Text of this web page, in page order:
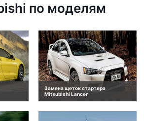
по моделям
Замена щеток стартера
Mitsubishi Lancer